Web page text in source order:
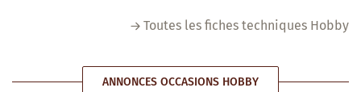
Toutes les fiches techniques Hobby
ANNONCES OCCASIONS HOBBY